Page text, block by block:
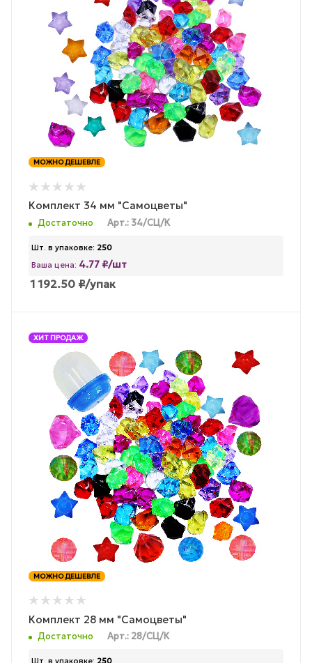
МОЖНО ДЕШЕВЛЕ
Комплект 34 мм "Самоцветы"
Достаточно Арт.: 34/СЦ/К
Шт. в упаковке: 250
Ваша цена: 4.77 ₽/шт
1 192.50 ₽/упак
ХИТ ПРОДАЖ
МОЖНО ДЕШЕВЛЕ
Комплект 28 мм "Самоцветы"
Достаточно Арт.: 28/СЦ/К
Шт. в упаковке: 250